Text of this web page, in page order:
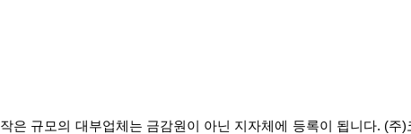
작은 규모의 대부업체는 금감원이 아닌 지자체에 등록이 됩니다. (주)